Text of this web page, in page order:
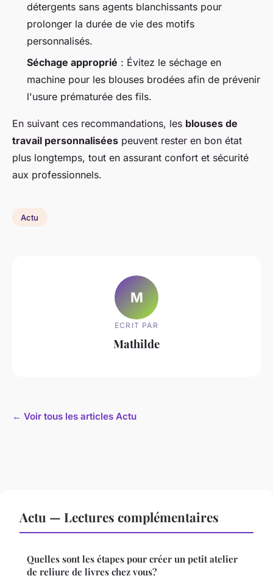
détergents sans agents blanchissants pour
prolonger la durée de vie des motifs
personnalisés.
Séchage approprié : Évitez le séchage en
machine pour les blouses brodées afin de prévenir
l'usure prématurée des fils.
En suivant ces recommandations, les blouses de
travail personnalisées peuvent rester en bon état
plus longtemps, tout en assurant confort et sécurité
aux professionnels.
Actu
M
ECRIT PAR
Mathilde
← Voir tous les articles Actu
Actu — Lectures complémentaires
Quelles sont les étapes pour créer un petit atelier
de reliure de livres chez vous?